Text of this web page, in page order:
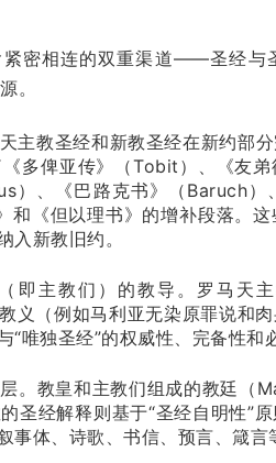
紧密相连的双重渠道——圣经与
。
主教圣经和新教圣经在新约部
多俾亚传》（Tobit）、《友弟
、《巴路克书》（Baruch）
《但以理书》的增补段落。这
新教旧约。
即主教们）的教导。罗马天
（例如马利亚无染原罪说和
唯独圣经”的权威性、完备性和
。教皇和主教们组成的教廷（
圣经解释则基于“圣经自明性”
体、诗歌、书信、预言、箴言